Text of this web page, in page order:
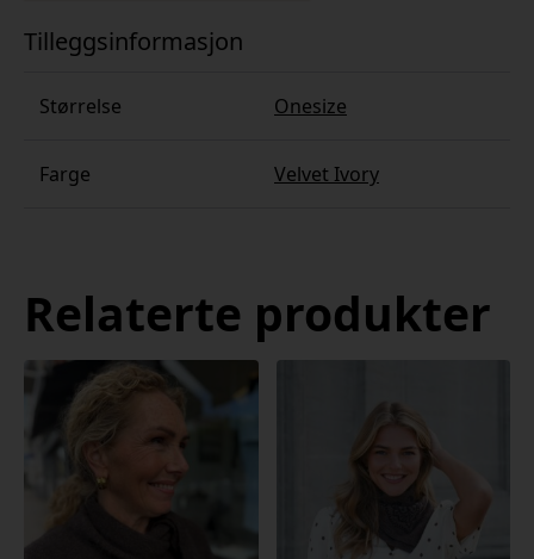
Tilleggsinformasjon
Størrelse Onesize
Farge Velvet Ivory
Relaterte produkter